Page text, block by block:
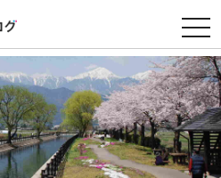
t
o
g
g
l
e
n
a
v
i
g
a